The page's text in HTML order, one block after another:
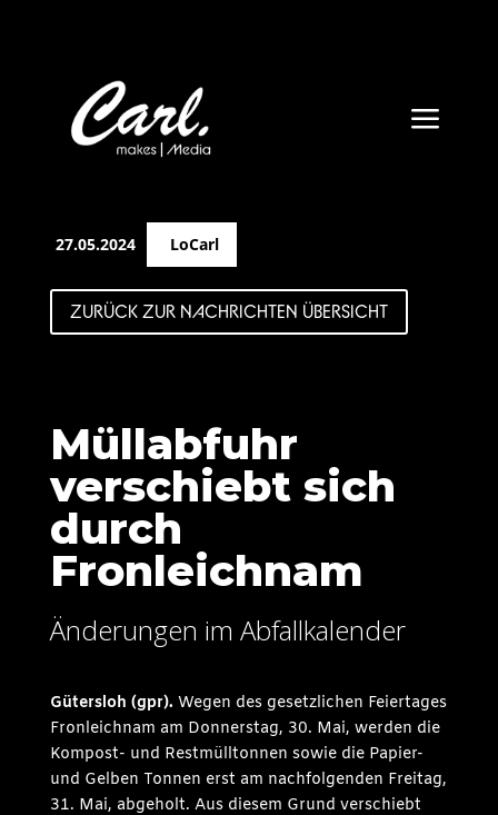
a
27.05.2024 LoCarl
ZURÜCK ZUR NACHRICHTEN ÜBERSICHT
Müllabfuhr
verschiebt sich
durch
Fronleichnam
Änderungen im Abfallkalender
Gütersloh (gpr). Wegen des gesetzlichen Feiertages
Fronleichnam am Donnerstag, 30. Mai, werden die
Kompost- und Restmülltonnen sowie die Papier-
und Gelben Tonnen erst am nachfolgenden Freitag,
31. Mai, abgeholt. Aus diesem Grund verschiebt